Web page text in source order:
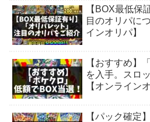
【BOX最低保
目のオリパに
インオリパ】
【おすすめ】
を入手。スロ
【オンライン
【パック確定